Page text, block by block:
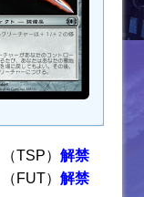
TSP） 解禁
FUT） 解禁